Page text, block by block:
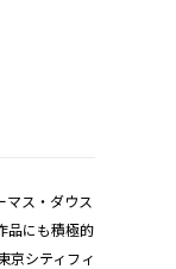
ス・ダウス
品にも積極的
京シティフィ